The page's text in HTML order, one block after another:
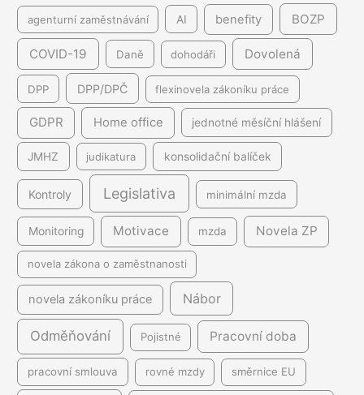
agenturní zaměstnávání AI benefity BOZP
COVID-19 Daně dohodáři Dovolená
DPP DPP/DPČ flexinovela zákoníku práce
GDPR Home office jednotné měsíční hlášení
JMHZ judikatura konsolidační balíček
Kontroly Legislativa minimální mzda
Monitoring Motivace mzda Novela ZP
novela zákona o zaměstnanosti
novela zákoníku práce Nábor
Odměňování Pojistné Pracovní doba
pracovní smlouva rovné mzdy směrnice EU